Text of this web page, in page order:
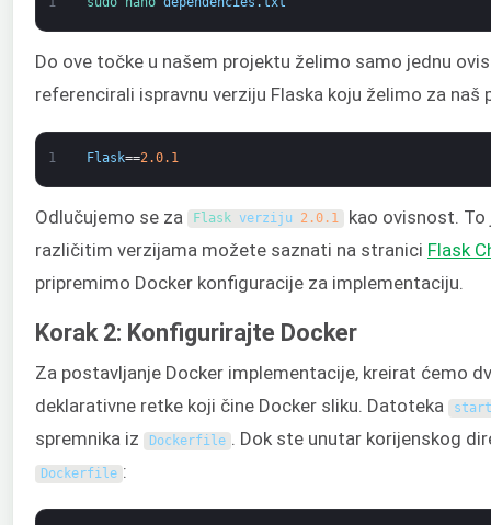
Do ove točke u našem projektu želimo samo jednu
referencirali ispravnu verziju Flaska koju želimo za naš
1 Flask==2.0.1
Odlučujemo se za Flask verziju 2.0.1 kao ovisnost. To
različitim verzijama možete saznati na stranici Flask
pripremimo Docker konfiguracije za implementaciju.
Korak 2: Konfigurirajte Docker
Za postavljanje Docker implementacije, kreirat ćemo
deklarativne retke koji čine Docker sliku. Datoteka
start
spremnika iz Dockerfile . Dok ste unutar korijenskog
Dockerfile :